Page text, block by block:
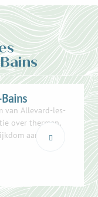
van Allevard-les-
over thermen,
aan lokale